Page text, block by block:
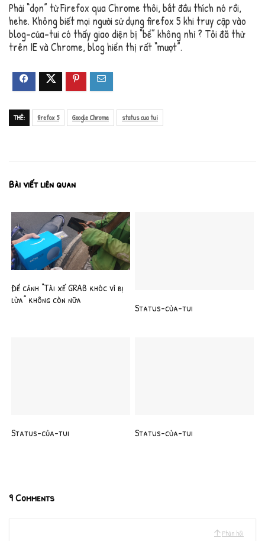
Phải “dọn” từ Firefox qua Chrome thôi, bắt đầu thích nó rồi,
hehe. Không biết mọi người sử dụng firefox 5 khi truy cập vào
blog-của-tui có thấy giao diện bị “bể” không nhỉ ? Tôi đã thử
trên IE và Chrome, blog hiển thị rất “mượt”.
THẺ: firefox 5 Google Chrome status cua tui
Bài viết liên quan
Để cảnh “Tài xế GRAB khóc vì bị
lừa” không còn nữa
Status-của-tui
Status-của-tui Status-của-tui
9 Comments
Phản hồi